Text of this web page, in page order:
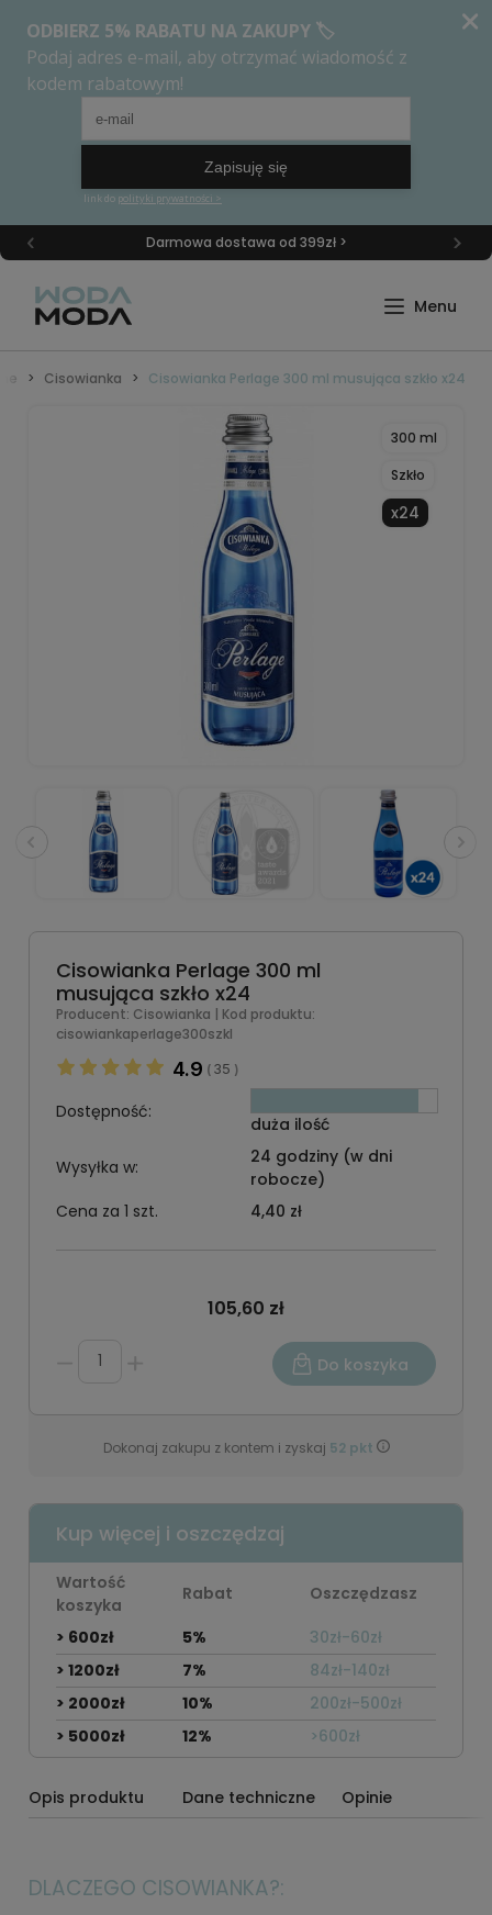
Darmowa dostawa od 399zł >
Cisowianka Cisowianka Perlage 300 ml musująca szkło x24
300 ml
Szkło
x24
Cisowianka Perlage 300 ml
musująca szkło x24
Producent: Cisowianka | Kod produktu:
cisowiankaperlage300szkl
4.9 ( 35 )
Dostępność:
duża ilość
Wysyłka w:
24 godziny (w dni
robocze)
Cena za 1 szt.
4,40 zł
105,60 zł
Do koszyka
Dokonaj zakupu z kontem i zyskaj 52pkt
Kup więcej i oszczędzaj
Wartość
koszyka
Rabat
Oszczędzasz
> 600zł
5%
30zł-60zł
> 1200zł
7%
84zł-140zł
> 2000zł
10%
200zł-500zł
> 5000zł
12% >600zł
Opis produktu Dane techniczne Opinie
DLACZEGO CISOWIANKA?: